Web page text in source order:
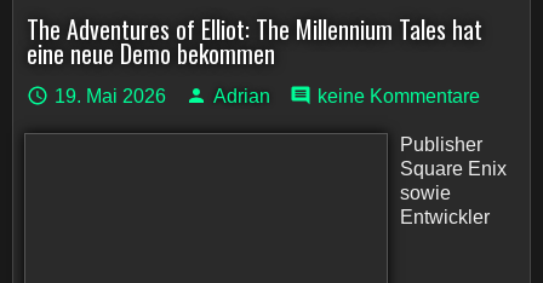
The Adventures of Elliot: The Millennium Tales hat
eine neue Demo bekommen
19. Mai 2026 Adrian keine Kommentare
Publisher
Square Enix
sowie
Entwickler